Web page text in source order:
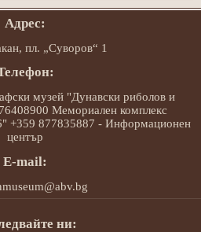
Адрес:
пл. „Суворов“ 1
музей "Дунавски риболов и
Мемориален комплекс
+359 877835887 - Информационен
център
E-mail:
ни: